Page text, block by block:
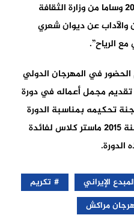
وحاز عباس كياروستامي سنة 2003 وساما من وزارة الثقافة
عن ديوان شعري
الحضور في المهرجان الدولي
حيث تم في سنة 2005 تقديم مجمل أعماله في دورة
2009 لترؤس لجنة تحكيمه بمناسبة الدورة
التاسعة للفيلم، قبل أن يقدم سنة 2015 ماستر كلاس لفائدة
الإيراني
تكريم
مراكش